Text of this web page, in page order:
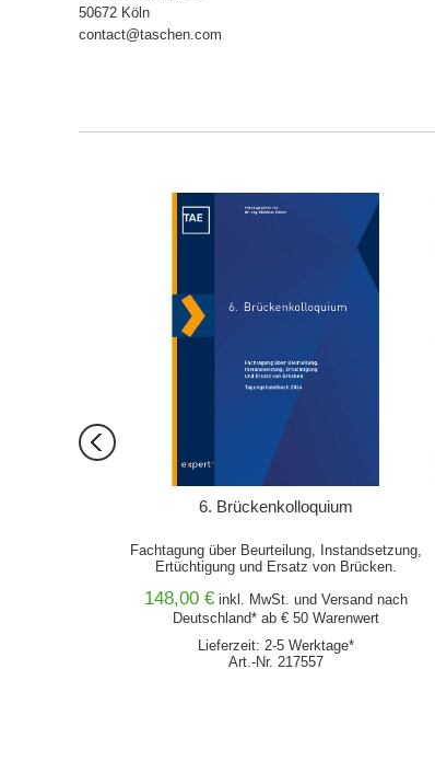
50672 Köln
contact@taschen.com
6. Brückenkolloquium
Fachtagung über Beurteilung, Instandsetzung,
Ertüchtigung und Ersatz von Brücken.
148,00 € inkl. MwSt. und Versandnach
Deutschland* ab € 50 Warenwert
Lieferzeit: 2-5 Werktage*
Art.-Nr. 217557
IN DEN WARENKORB